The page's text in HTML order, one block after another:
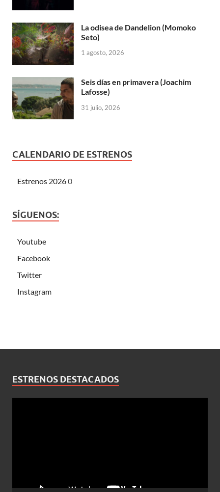
La odisea de Dandelion (Momoko
Seto)
1 agosto, 2026
Seis días en primavera (Joachim
Lafosse)
31 julio, 2026
CALENDARIO DE ESTRENOS
Estrenos 20260
SÍGUENOS:
Youtube
Facebook
Twitter
Instagram
ESTRENOS DESTACADOS